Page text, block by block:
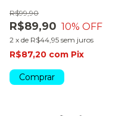
R$89,90
R$99,90
10% OFF
2 x de R$44,95 sem juros
R$87,20 com Pix
Comprar